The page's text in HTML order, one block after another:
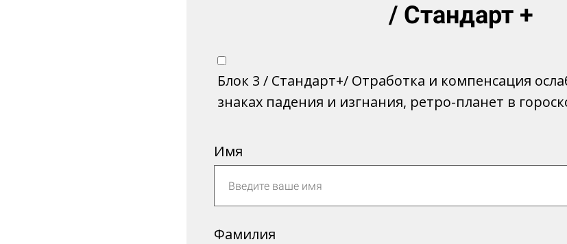
/ Стандарт +
Блок 3 / Стандарт+/ Отработка и компенсация
знаках падения и изгнания, ретро-планет в
Имя
Фамилия